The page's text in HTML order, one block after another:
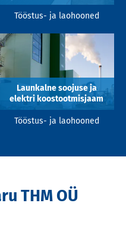
Tööstus- ja laohooned
Launkalne soojuse ja
elektri koostootmisjaam
Tööstus- ja laohooned
THM OÜ